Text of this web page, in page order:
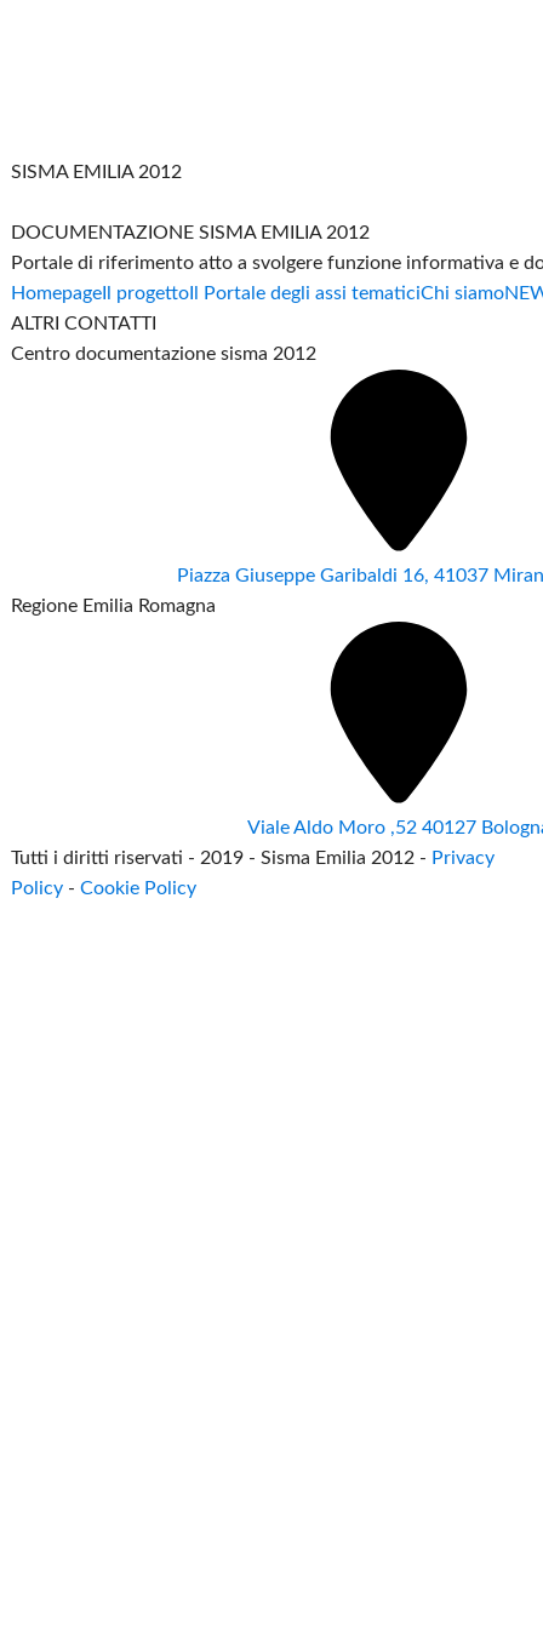
SISMA EMILIA 2012
DOCUMENTAZIONE SISMA EMILIA 2012
Portale di riferimento atto a svolgere funzione informativa e
Homepage Il progetto Il Portale degli assi tematiciChi siamo
ALTRI CONTATTI
Centro documentazione sisma 2012
Piazza Giuseppe Garibaldi 16, 41037
Regione Emilia Romagna
Viale Aldo Moro ,52 40127
Tutti i diritti riservati - 2019 - Sisma Emilia 2012 - Privacy
Policy -Cookie Policy